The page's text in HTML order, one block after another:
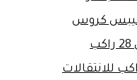
كروس